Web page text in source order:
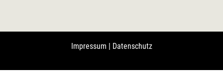
Impressum Datenschutz